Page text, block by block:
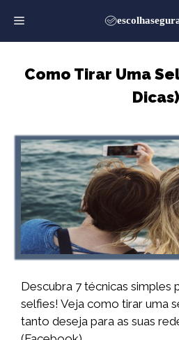
para
o
Como Tirar Uma
Dicas)
Descubra 7 técnicas simples
selfies! Veja como tirar uma
tanto deseja para as suas